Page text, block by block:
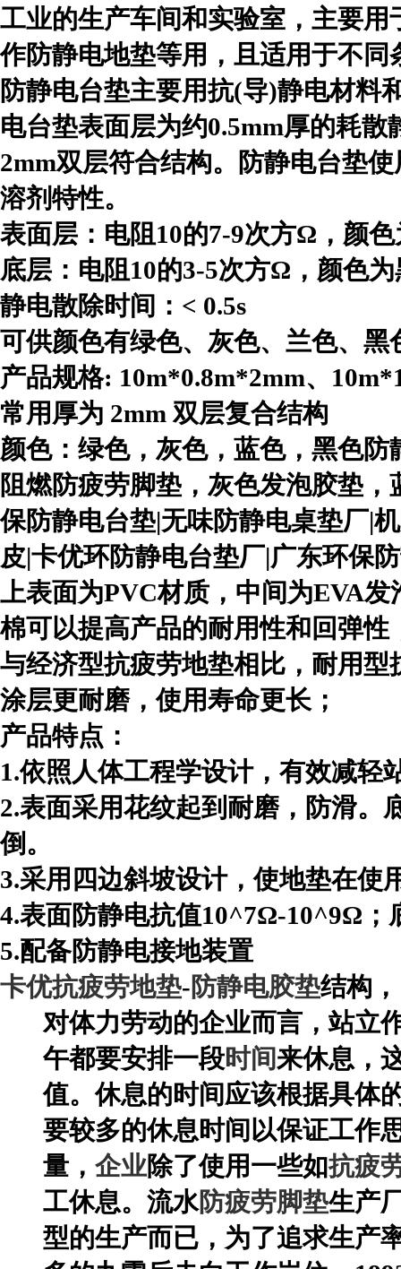
工业的生产车间和实验室，主要
作防静电地垫等用，且适用于不
防静电台垫主要用抗(导)静电材料
电台垫表面层为约0.5mm厚的耗
2mm双层符合结构。防静电台垫
溶剂特性。
表面层：电阻10的7-9次方Ω，颜
底层：电阻10的3-5次方Ω，颜色
静电散除时间：< 0.5s
可供颜色有绿色、灰色、兰色、黑
产品规格: 10m*0.8m*2mm、
常用厚为 2mm 双层复合结构
颜色：绿色，灰色，蓝色，黑色防
阻燃防疲劳脚垫，灰色发泡胶垫
保防静电台垫|无味防静电桌垫厂|
皮|卡优环防静电台垫厂|广东环保
上表面为PVC材质，中间为EVA
棉可以提高产品的耐用性和回弹
与经济型抗疲劳地垫相比，耐用
涂层更耐磨，使用寿命更长；
产品特点：
1.依照人体工程学设计，有效减轻
2.表面采用花纹起到耐磨，防滑。
倒。
3.采用四边斜坡设计，使地垫在使
4.表面防静电抗值10^7Ω-10^9Ω
5.配备防静电接地装置
卡优抗疲劳地垫-防静电胶垫结构，
对体力劳动的企业而言，站立
午都要安排一段时间来休息，
值。休息的时间应该根据具体
要较多的休息时间以保证工作
量， 企业除了使用一些如抗疲
工休息。 流水防疲劳脚垫生产
型的生产而已，为了追求生产